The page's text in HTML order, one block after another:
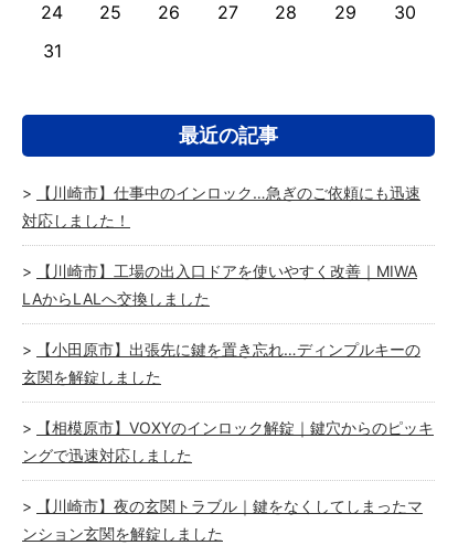
24
25 26 27 28 29
30
31
最近の記事
【川崎市】仕事中のインロック…急ぎのご依頼にも迅速
対応しました！
【川崎市】工場の出入口ドアを使いやすく改善｜MIWA
LAからLALへ交換しました
【小田原市】出張先に鍵を置き忘れ…ディンプルキーの
玄関を解錠しました
【相模原市】VOXYのインロック解錠｜鍵穴からのピッキ
ングで迅速対応しました
【川崎市】夜の玄関トラブル｜鍵をなくしてしまったマ
ンション玄関を解錠しました